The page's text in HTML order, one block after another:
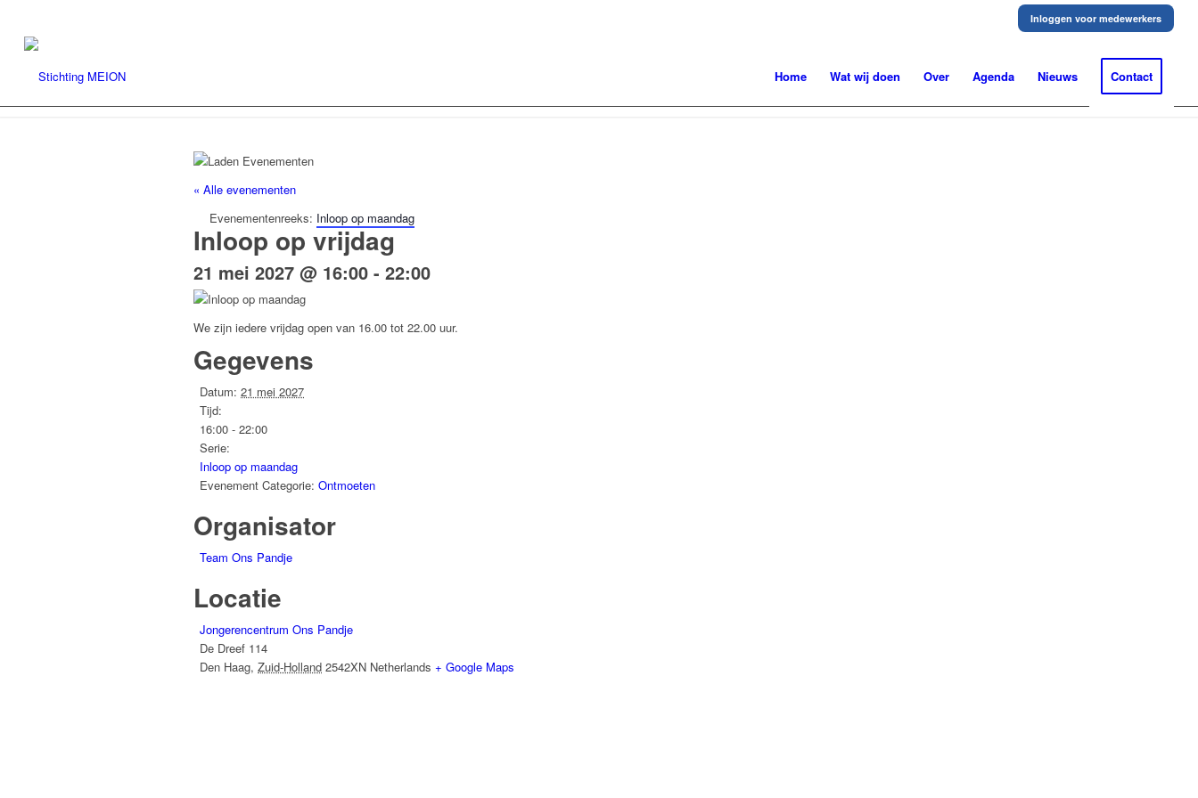
Inloggen voor medewerkers
Home Wat wij doen Over Agenda Nieuws Contact
« Alle evenementen
Evenementenreeks: Inloop op maandag
Inloop op vrijdag
21 mei 2027 @ 16:00 - 22:00
We zijn iedere vrijdag open van 16.00 tot 22.00 uur.
Gegevens
Datum: 21 mei 2027
Tijd:
16:00 - 22:00
Serie:
Inloop op maandag
Evenement Categorie: Ontmoeten
Organisator
Team Ons Pandje
Locatie
Jongerencentrum Ons Pandje
De Dreef 114
Den Haag, Zuid-Holland 2542XN Netherlands + Google Maps